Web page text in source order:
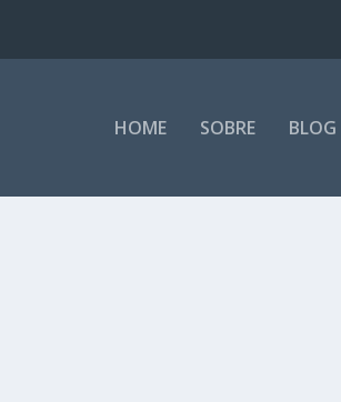
HOME SOBRE BLOG